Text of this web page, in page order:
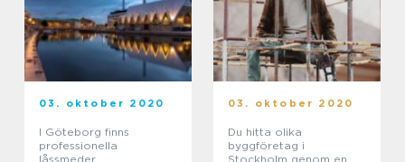
03. oktober 2020
I Göteborg finns
professionella
låssmeder
03. oktober 2020
Du hitta olika
byggföretag i
Stockholm genom en